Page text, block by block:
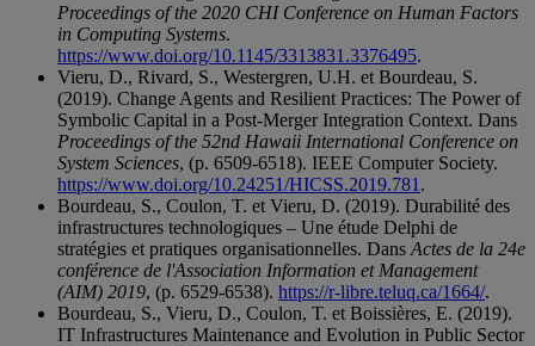
Proceedings of the 2020 CHI Conference on Human Factors
in Computing Systems.
https://www.doi.org/10.1145/3313831.3376495.
Vieru, D., Rivard, S., Westergren, U.H. et Bourdeau, S.
(2019). Change Agents and Resilient Practices: The Power of
Symbolic Capital in a Post-Merger Integration Context. Dans
Proceedings of the 52nd Hawaii International Conference on
System Sciences, (p. 6509-6518). IEEE Computer Society.
https://www.doi.org/10.24251/HICSS.2019.781 .
Bourdeau, S., Coulon, T. et Vieru, D. (2019). Durabilité des
infrastructures technologiques – Une étude Delphi de
stratégies et pratiques organisationnelles. Dans Actes de la 24e
conférence de l'Association Information et Management
(AIM) 2019, (p. 6529-6538). https://r-libre.teluq.ca/1664/.
Bourdeau, S., Vieru, D., Coulon, T. et Boissières, E. (2019).
IT Infrastructures Maintenance and Evolution in Public Sector